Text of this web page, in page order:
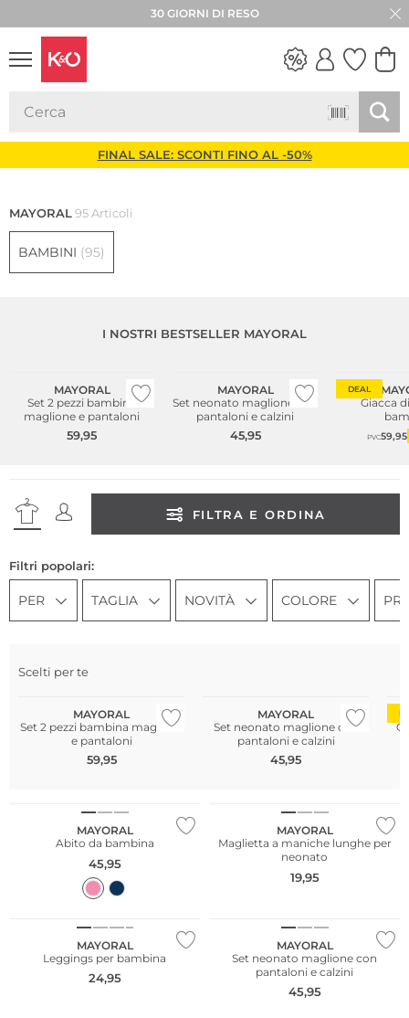
30 GIORNI DI RESO
FINAL SALE: SCONTI FINO AL -50%
MAYORAL95 Articoli
BAMBINI (95)
I NOSTRI BESTSELLER MAYORAL
MAYORAL
Set 2 pezzi bambina
maglione e pantaloni
59,95
MAYORAL
Set neonato maglione con
pantaloni e calzini
45,95
DEAL
Giacca
PVC59,95
FILTRA E ORDINA
Filtri popolari:
PER TAGLIA NOVITÀ COLORE
Scelti per te
NUOVO
MAYORAL
Set 2 pezzi bambina maglione
e pantaloni
59,95
MAYORAL
Set neonato maglione con
pantaloni e calzini
45,95
MAYORAL
Abito da bambina
45,95
MAYORAL
Maglietta a maniche lunghe per
neonato
19,95
MAYORAL
Leggings per bambina
24,95
MAYORAL
Set neonato maglione con
pantaloni e calzini
45,95